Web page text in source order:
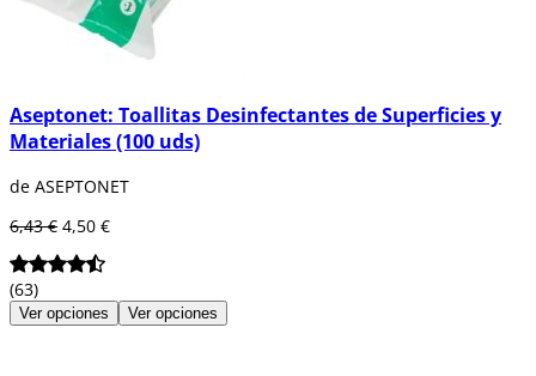
Aseptonet: Toallitas Desinfectantes de Superficies y
Materiales (100 uds)
de ASEPTONET
6,43 € 4,50 €
(63)
Ver opciones Ver opciones